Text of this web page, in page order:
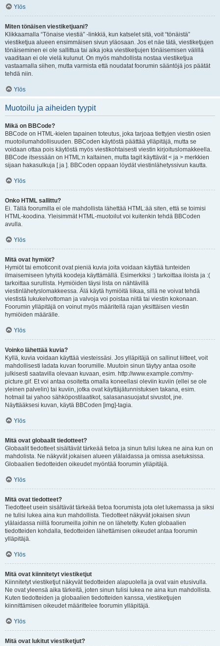
Ylös
Miten tönäisen viestiketjuani?
Klikkaamalla “Tönaise viestiä” -linkkiä, kun katselet sitä, voit “tönäistä”
viestiketjua alueen ensimmäisen sivun yläosaan. Jos et näe tätä, viestiketjujen
tönäiseminen ei ole sallittua tai aika joka viestiketjujen tönäisemisen välillä
vaaditaan ei ole vielä kulunut. On myös mahdollista nostaa viestiketjua
vastaamalla siihen, mutta varmista että noudatat foorumin sääntöjä jos päätät
tehdä niin.
Ylös
Muotoilu ja aiheiden tyypit
Mikä on BBCode?
BBCode on HTML-kielen tapainen toteutus, joka tarjoaa tiettyjen viestin osien
muotoilumahdollisuuden. BBCoden käytöstä päättää ylläpitäjä, mutta se
voidaan ottaa pois käytöstä myös viestikohtaisesti viestin kirjoituslomakkeella.
BBCode itsessään on HTML:n kaltainen, mutta tagit käyttävät < ja > merkkien
sijaan hakasulkuja [ ja ]. BBCoden oppaan löydät viestinlähetyssivun kautta.
Ylös
Onko HTML sallittu?
Ei. Tällä foorumilla ei ole mahdollista lähettää HTML:ää siten, että se toimisi
HTML-koodina. Yleisimmät HTML-muotoilut voi kuitenkin tehdä BBCoden
avulla.
Ylös
Mitä ovat hymiöt?
Hymiöt tai emoticonit ovat pieniä kuvia joita voidaan käyttää tunteiden
ilmaisemiseen lyhyitä koodeja käyttämällä. Esimerkiksi :) tarkoittaa iloista ja :(
tarkoittaa surullista. Hymiöiden täysi lista on nähtävillä
viestinlähetyslomakkeessa. Älä käytä hymiöitä liikaa, sillä ne voivat tehdä
viestistä lukukelvottoman ja valvoja voi poistaa niitä tai viestin kokonaan.
Foorumin ylläpitäjä on voinut myös määritellä rajan yksittäisen viestin
hymiöiden määrälle.
Ylös
Voinko lähettää kuvia?
Kyllä, kuvia voidaan käyttää viesteissäsi. Jos ylläpitäjä on sallinut liitteet, voit
mahdollisesti ladata kuvan foorumille. Muutoin sinun täytyy antaa osoite
julkisesti saatavilla olevaan kuvaan, esim. http://www.example.com/my-
picture.gif. Et voi antaa osoitetta omalla koneellasi oleviin kuviin (ellei se ole
yleinen palvelin) tai kuviin, jotka ovat käyttäjätunnistuksen takana, esim.
hotmail tai yahoo sähköpostilaatikot, salasanasuojatut sivustot, jne.
Näyttääksesi kuvan, käytä BBCoden [img]-tagia.
Ylös
Mitä ovat globaalit tiedotteet?
Globaalit tiedotteet sisältävät tärkeää tietoa ja sinun tulisi lukea ne aina kun on
mahdolista. Ne näkyvät jokaisen alueen ylälaidassa ja omissa asetuksissa.
Globaalien tiedotteiden oikeudet myöntää foorumin ylläpitäjä.
Ylös
Mitä ovat tiedotteet?
Tiedotteet usein sisältävät tärkeää tietoa foorumista jota olet lukemassa ja siksi
ne tulisi lukea aina kun mahdollista. Tiedotteet näkyvät jokaisen sivun
ylälaidassa niillä foorumeilla joihin ne on lähetetty. Kuten globaalien
tiedotteiden kohdalla, tiedotteiden lähettämisen oikeudet antaa foorumin
ylläpitäjä.
Ylös
Mitä ovat kiinnitetyt viestiketjut
Kiinnitetyt viestiketjut näkyvät tiedotteiden alapuolella ja ovat vain etusivulla.
Ne ovat yleensä aika tärkeitä, joten sinun tulisi lukea ne aina kun mahdollista.
Kuten tiedotteiden ja globaalien tiedotteiden kanssa, viestiketjujen
kiinnittämisen oikeudet määrittelee foorumin ylläpitäjä.
Ylös
Mitä ovat lukitut viestiketjut?